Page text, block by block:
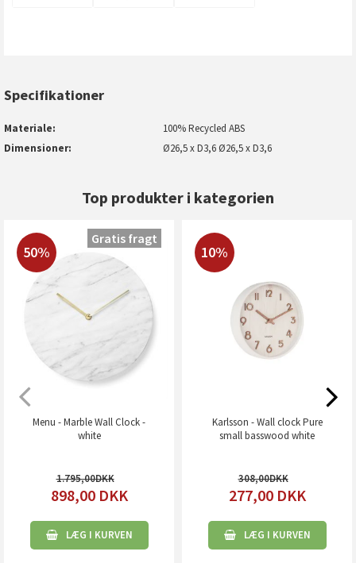
Specifikationer
Materiale
100% Recycled ABS
Dimensioner
Ø26,5 x D3,6 Ø26,5 x D3,6
Top produkter i kategorien
50%
Menu - Marble Wall Clock -
white
1.795,00
898,00 DKK
LÆG I KURVEN
Gratis fragt
10%
Karlsson - Wall clock Pure
small basswood white
308,00
277,00 DKK
LÆG I KURVEN